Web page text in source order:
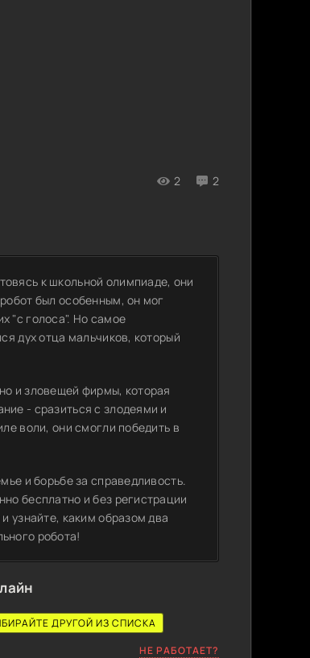
2 2
к школьной олимпиаде, они
был особенным, он мог
"с голоса". Но самое
дух отца мальчиков, который
и зловещей фирмы, которая
- сразиться с злодеями и
воли, они смогли победить в
и борьбе за справедливость.
бесплатно и без регистрации
узнайте, каким образом два
робота!
ДРУГОЙ ИЗ СПИСКА
НЕ РАБОТАЕТ?